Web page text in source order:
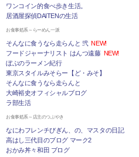
ワンコイン的食べ歩き生活。
居酒屋探偵DAITENの生活
お食事処系～らーめん一派
そんなに食うなら走らんと 弐 NEW!
フードジャーナリスト はんつ遠藤 NEW!
ぼぶのラーメン紀行
東京スタイルみそらー【ど・みそ】
そんなに食うなら走らんと
大崎裕史オフィシャルブログ
ラ部生活
お食事処系～店主のつぶやき
なにわフレンチびぎん、の、マスタの日記
高はし三代目のブログ マーク2
おかみ丼々和田 ブログ